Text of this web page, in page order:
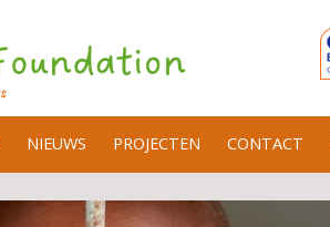
NIEUWS PROJECTEN CONTACT